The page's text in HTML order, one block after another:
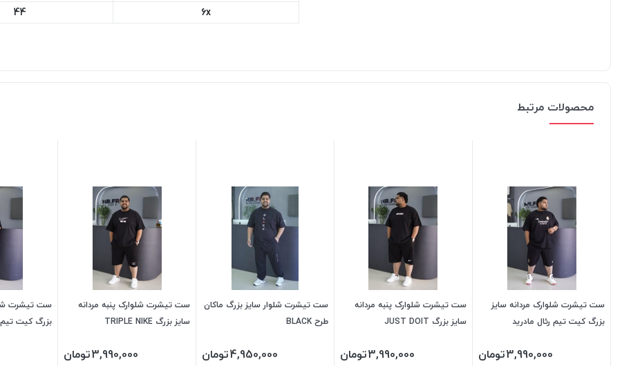
6x
44
محصولات مرتبط
ست تیشرت شلوارک مردانه سایز
بزرگ کیت تیم رئال مادرید
3,990,000تومان
ست تیشرت شلوارک پنبه مردانه
سایز بزرگ JUST DOIT
3,990,000تومان
ست تیشرت شلوار سایز بزرگ ماکان
طرح BLACK
4,950,000تومان
ست تیشرت شلوارک پنبه مردانه
سایز بزرگ TRIPLE NIKE
3,990,000تومان
ست تیشرت
بزرگ کیت تیم